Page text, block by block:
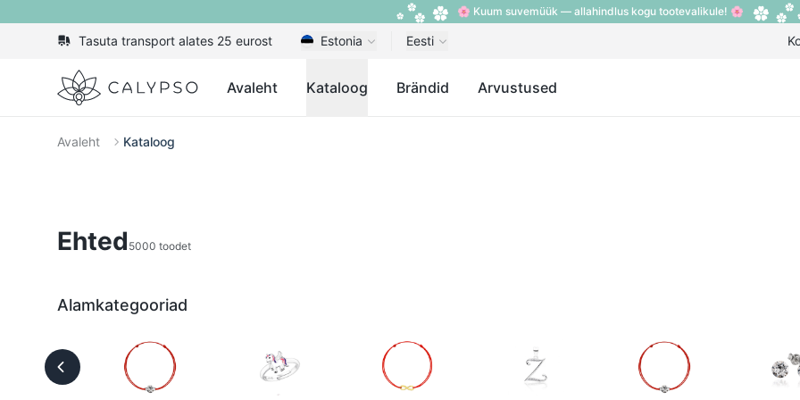
🌸 Kuum suvemüük — allahindlus kogu tootevalikule! 🌸
Tasuta transport alates 25 eurost Estonia Eesti
Calypso Avaleht Kataloog Brändid Arvustused
Avaleht Kataloog
Ehted 5000 toodet
Alamkategooriad